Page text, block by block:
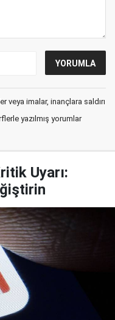
veya imalar, inançlara saldırı
yazılmış yorumlar
Uyarı: